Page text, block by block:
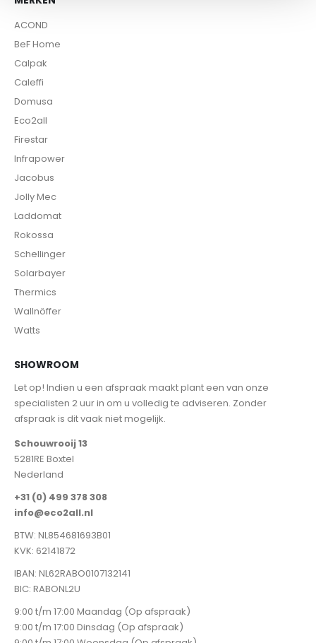
ACOND
BeF Home
Calpak
Caleffi
Domusa
Eco2all
Firestar
Infrapower
Jacobus
Jolly Mec
Laddomat
Rokossa
Schellinger
Solarbayer
Thermics
Wallnöffer
Watts
SHOWROOM
Let op! Indien u een afspraak maakt plant een van onze
specialisten 2 uur in om u volledig te adviseren. Zonder
afspraak is dit vaak niet mogelijk.
Schouwrooij 13
5281RE Boxtel
Nederland
+31 (0) 499 378 308
info@eco2all.nl
BTW: NL854681693B01
KVK: 62141872
IBAN: NL62RABO0107132141
BIC: RABONL2U
9:00 t/m 17:00 Maandag (Op afspraak)
9:00 t/m 17:00 Dinsdag (Op afspraak)